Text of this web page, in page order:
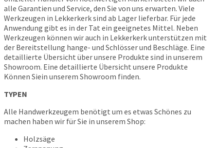
alle Garantien und Service, den Sie von uns erwarten. Viele
Werkzeugen in Lekkerkerk sind ab Lager lieferbar. Für jede
Anwendung gibt es in der Tat ein geeignetes Mittel. Neben
Werkzeugen können wir auch in Lekkerkerk unterstützen mit
der Bereitstellung hange- und Schlösser und Beschläge. Eine
detaillierte Übersicht über unsere Produkte sind in unserem
Showroom. Eine detaillierte Übersicht unsere Produkte
Können Siein unserem Showroom finden.
TYPEN
Alle Handwerkzeugem benötigt um es etwas Schönes zu
machen haben wir für Sie in unserem Shop:
Holzsäge